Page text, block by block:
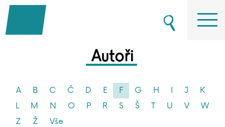
Autoři
A B C Č D E F G H I J
K
L
M N O P R S Š T U V
W
Z
Ž Vše